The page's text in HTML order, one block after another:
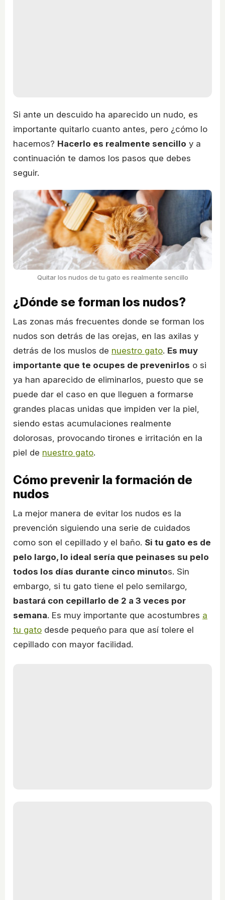
Si ante un descuido ha aparecido un nudo, es
importante quitarlo cuanto antes, pero ¿cómo lo
hacemos? Hacerlo es realmente sencillo y a
continuación te damos los pasos que debes
seguir.
Quitar los nudos de tu gato es realmente sencillo
¿Dónde se forman los nudos?
Las zonas más frecuentes donde se forman los
nudos son detrás de las orejas, en las axilas y
detrás de los muslos de nuestro gato. Es muy
importante que te ocupes de prevenirlos o si
ya han aparecido de eliminarlos, puesto que se
puede dar el caso en que lleguen a formarse
grandes placas unidas que impiden ver la piel,
siendo estas acumulaciones realmente
dolorosas, provocando tirones e irritación en la
piel de nuestro gato.
Cómo prevenir la formación de
nudos
La mejor manera de evitar los nudos es la
prevención siguiendo una serie de cuidados
como son el cepillado y el baño. Si tu gato es de
pelo largo, lo ideal sería que peinases su pelo
todos los días durante cinco minutos. Sin
embargo, si tu gato tiene el pelo semilargo,
bastará con cepillarlo de 2 a 3 veces por
semana. Es muy importante que acostumbres a
tu gato desde pequeño para que así tolere el
cepillado con mayor facilidad.